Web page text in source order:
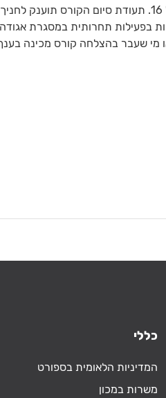
מוכח בענף הנלמד שהשתתף במשך 3 שנים לפחות בפעילות
מי שעבר בהצלחה קורס מכינה
כללי
המדיניות הלאומית בספורט
משרות במכון